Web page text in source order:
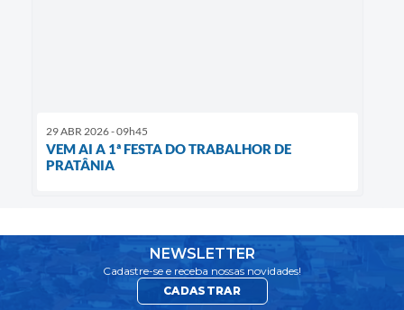
29 ABR 2026 - 09h45
VEM AI A 1ª FESTA DO TRABALHOR DE
PRATÂNIA
NEWSLETTER
Cadastre-se e receba nossas novidades!
CADASTRAR